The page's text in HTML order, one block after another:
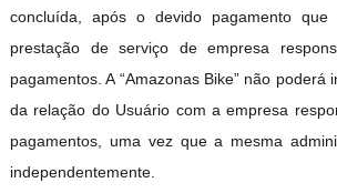
concluída, após o devido pagamento
prestação de serviço de empresa
pagamentos. A “Amazonas Bike” não poderá
da relação do Usuário com a empresa
pagamentos, uma vez que a mesma
independentemente.